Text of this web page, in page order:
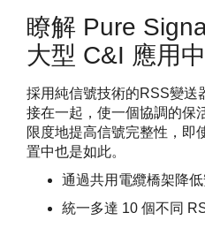
瞭解 Pure
大型 C&I 應用
採用純信號技術的RSS變送
接在一起，使一個協調的保
限度地提高信號完整性，即
置中也是如此。
通過共用電纜橋架降
統一多達 10 個不同